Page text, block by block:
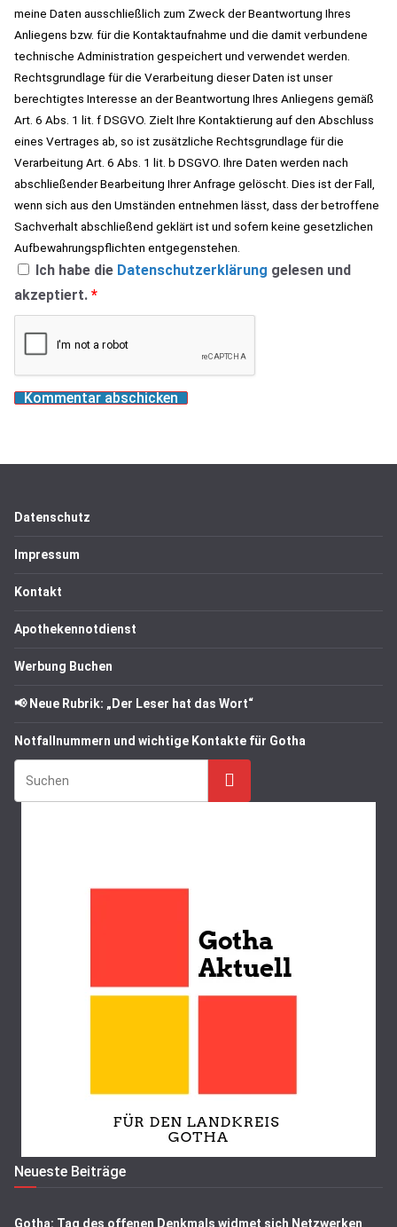
meine Daten ausschließlich zum Zweck der Beantwortung Ihres
Anliegens bzw. für die Kontaktaufnahme und die damit verbundene
technische Administration gespeichert und verwendet werden.
Rechtsgrundlage für die Verarbeitung dieser Daten ist unser
berechtigtes Interesse an der Beantwortung Ihres Anliegens gemäß
Art. 6 Abs. 1 lit. f DSGVO. Zielt Ihre Kontaktierung auf den Abschluss
eines Vertrages ab, so ist zusätzliche Rechtsgrundlage für die
Verarbeitung Art. 6 Abs. 1 lit. b DSGVO. Ihre Daten werden nach
abschließender Bearbeitung Ihrer Anfrage gelöscht. Dies ist der Fall,
wenn sich aus den Umständen entnehmen lässt, dass der betroffene
Sachverhalt abschließend geklärt ist und sofern keine gesetzlichen
Aufbewahrungspflichten entgegenstehen.
Ich habe die Datenschutzerklärung gelesen und
akzeptiert. *
Datenschutz
Impressum
Kontakt
Apothekennotdienst
Werbung Buchen
📢 Neue Rubrik: „Der Leser hat das Wort“
Notfallnummern und wichtige Kontakte für Gotha
Neueste Beiträge
Gotha: Tag des offenen Denkmals widmet sich Netzwerken